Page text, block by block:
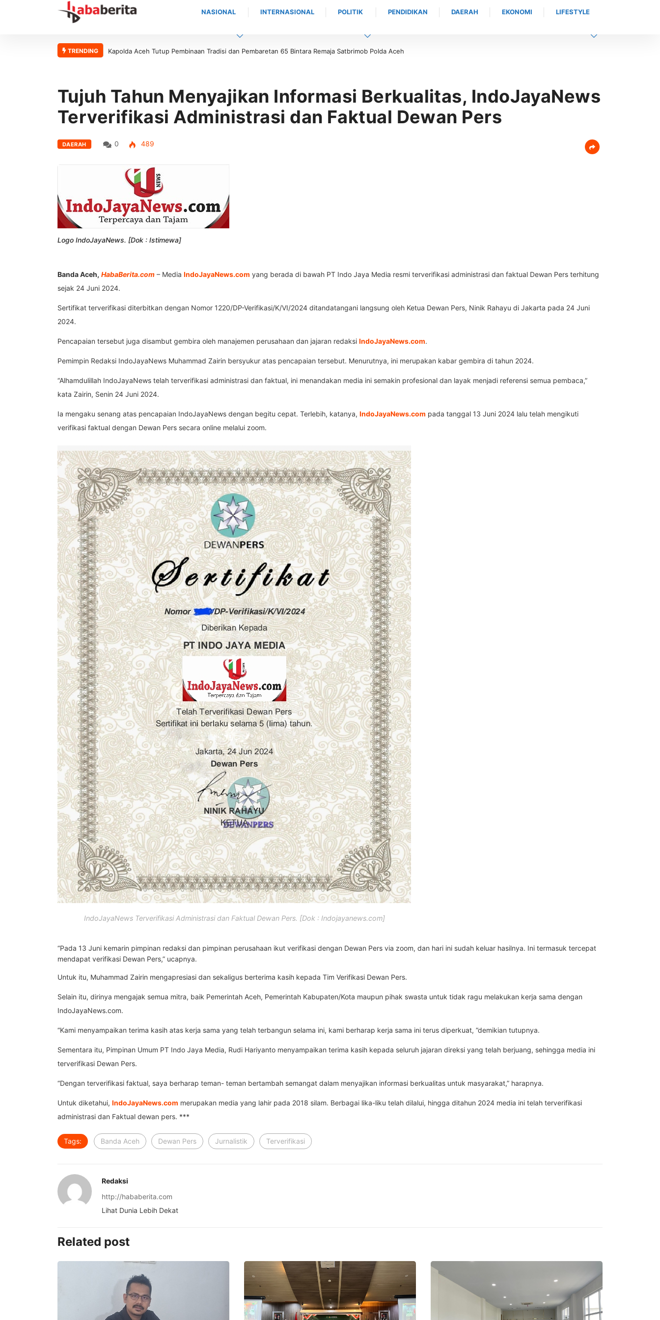
NASIONAL INTERNASIONAL POLITIK PENDIDIKAN DAERAH EKONOMI LIFESTYLE
TRENDING
65 Bintara Remaja Satbrimob Polda AcehSoal Penertiban Tambang Ilegal, eks presiden mahasiswa universitas abulyatama : Gubernur
Tujuh Tahun Menyajikan Informasi Berkualitas, IndoJayaNews
Terverifikasi Administrasi dan Faktual Dewan Pers
DAERAH 0 489
Logo IndoJayaNews. [Dok : Istimewa]
Banda Aceh, HabaBerita.com – Media IndoJayaNews.com yang berada di bawah PT Indo Jaya Media resmi terverifikasi administrasi dan faktual Dewan Pers terhitung
sejak 24 Juni 2024.
Sertifikat terverifikasi diterbitkan dengan Nomor 1220/DP-Verifikasi/K/VI/2024 ditandatangani langsung oleh Ketua Dewan Pers, Ninik Rahayu di Jakarta pada 24 Juni
2024.
Pencapaian tersebut juga disambut gembira oleh manajemen perusahaan dan jajaran redaksi IndoJayaNews.com.
Pemimpin Redaksi IndoJayaNews Muhammad Zairin bersyukur atas pencapaian tersebut. Menurutnya, ini merupakan kabar gembira di tahun 2024.
“Alhamdulillah IndoJayaNews telah terverifikasi administrasi dan faktual, ini menandakan media ini semakin profesional dan layak menjadi referensi semua pembaca,”
kata Zairin, Senin 24 Juni 2024.
Ia mengaku senang atas pencapaian IndoJayaNews dengan begitu cepat. Terlebih, katanya, IndoJayaNews.com pada tanggal 13 Juni 2024 lalu telah mengikuti
verifikasi faktual dengan Dewan Pers secara online melalui zoom.
IndoJayaNews Terverifikasi Administrasi dan Faktual Dewan Pers. [Dok : Indojayanews.com]
“Pada 13 Juni kemarin pimpinan redaksi dan pimpinan perusahaan ikut verifikasi dengan Dewan Pers via zoom, dan hari ini sudah keluar hasilnya. Ini termasuk tercepat
mendapat verifikasi Dewan Pers,” ucapnya.
Untuk itu, Muhammad Zairin mengapresiasi dan sekaligus berterima kasih kepada Tim Verifikasi Dewan Pers.
Selain itu, dirinya mengajak semua mitra, baik Pemerintah Aceh, Pemerintah Kabupaten/Kota maupun pihak swasta untuk tidak ragu melakukan kerja sama dengan
IndoJayaNews.com.
“Kami menyampaikan terima kasih atas kerja sama yang telah terbangun selama ini, kami berharap kerja sama ini terus diperkuat, ”demikian tutupnya.
Sementara itu, Pimpinan Umum PT Indo Jaya Media, Rudi Hariyanto menyampaikan terima kasih kepada seluruh jajaran direksi yang telah berjuang, sehingga media ini
terverifikasi Dewan Pers.
“Dengan terverifikasi faktual, saya berharap teman- teman bertambah semangat dalam menyajikan informasi berkualitas untuk masyarakat,” harapnya.
Untuk diketahui, IndoJayaNews.com merupakan media yang lahir pada 2018 silam. Berbagai lika-liku telah dilalui, hingga ditahun 2024 media ini telah terverifikasi
administrasi dan Faktual dewan pers. ***
Tags: Banda Aceh Dewan Pers Jurnalistik Terverifikasi
Redaksi
http://hababerita.com
Lihat Dunia Lebih Dekat
Related post